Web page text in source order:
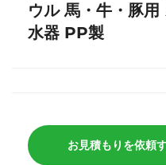
ウル 馬・牛・豚
水器 PP製
お見積もりを依頼